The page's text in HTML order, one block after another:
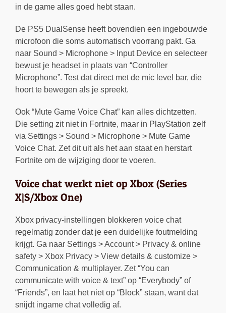
in de game alles goed hebt staan.
De PS5 DualSense heeft bovendien een ingebouwde
microfoon die soms automatisch voorrang pakt. Ga
naar Sound > Microphone > Input Device en selecteer
bewust je headset in plaats van “Controller
Microphone”. Test dat direct met de mic level bar, die
hoort te bewegen als je spreekt.
Ook “Mute Game Voice Chat” kan alles dichtzetten.
Die setting zit niet in Fortnite, maar in PlayStation zelf
via Settings > Sound > Microphone > Mute Game
Voice Chat. Zet dit uit als het aan staat en herstart
Fortnite om de wijziging door te voeren.
Voice chat werkt niet op Xbox (Series
X|S/Xbox One)
Xbox privacy-instellingen blokkeren voice chat
regelmatig zonder dat je een duidelijke foutmelding
krijgt. Ga naar Settings > Account > Privacy & online
safety > Xbox Privacy > View details & customize >
Communication & multiplayer. Zet “You can
communicate with voice & text” op “Everybody” of
“Friends”, en laat het niet op “Block” staan, want dat
snijdt ingame chat volledig af.